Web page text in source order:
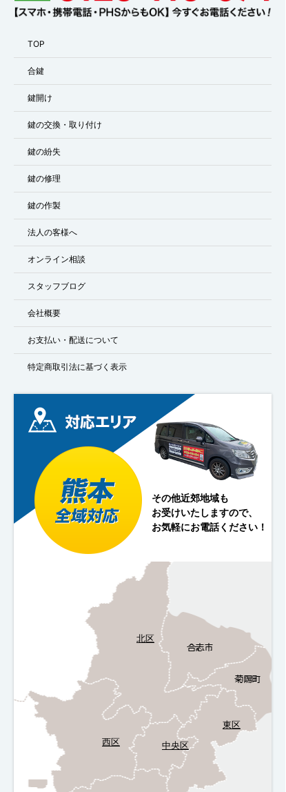
TOP
合鍵
鍵開け
鍵の交換・取り付け
鍵の紛失
鍵の修理
鍵の作製
法人の客様へ
オンライン相談
スタッフブログ
会社概要
お支払い・配送について
特定商取引法に基づく表示
その他近郊地域も
お受けいたしますので、
お気軽にお電話ください！
北区
東区
中央区
西区